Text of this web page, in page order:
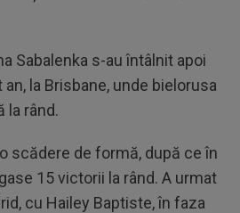
Sabalenka s-au întâlnit apoi
la Brisbane, unde bielorusa
la rând.
scădere de formă, după ce în
15 victorii la rând. A urmat
cu Hailey Baptiste, în faza